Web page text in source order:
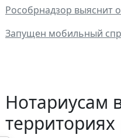
Рособрнадзор выяснит
Запущен мобильный
Нотариусам